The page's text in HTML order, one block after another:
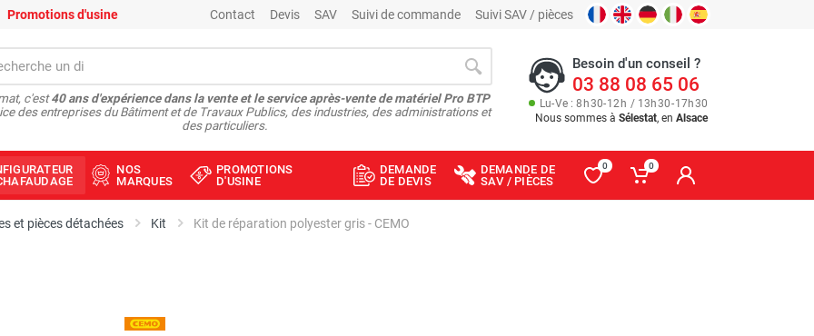
Promotions d'usine Contact Devis SAV Suivi de commande Suivi SAV / pièces
c'est40 ans d'expérience dans la vente et le service après-vente de matériel Pro BTP
des entreprises du Bâtiment et de Travaux Publics, des industries, des administrations et
des particuliers.
Besoin d'un conseil ?
03 88 08 65 06
Lu-Ve : 8h30-12h / 13h30-17h30
Nous sommes à Sélestat, en Alsace
NOS
MARQUES
PROMOTIONS
D'USINE
DEMANDE
DE DEVIS
DEMANDE DE
SAV / PIÈCES
0 0
et pièces détachées Kit Kit de réparation polyester gris - CEMO